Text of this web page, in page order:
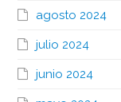
agosto 2024
julio 2024
junio 2024